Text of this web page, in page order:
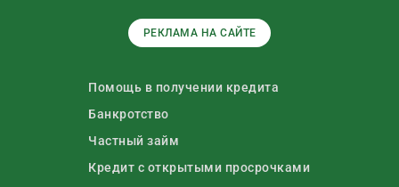
РЕКЛАМА НА САЙТЕ
Помощь в получении кредита
Банкротство
Частный займ
Кредит с открытыми просрочками